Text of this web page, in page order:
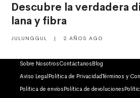
Descubre la verdadera
lana y fibra
JULUNGGUL | 2 AÑOS AGO
Sobre NosotrosContáctanosBlog
Aviso LegalPolítica de PrivacidadTérminos y
Política de envíosPolítica de devoluciones